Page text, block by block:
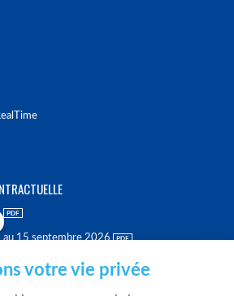
au 15 septembre 2026
votre vie privée